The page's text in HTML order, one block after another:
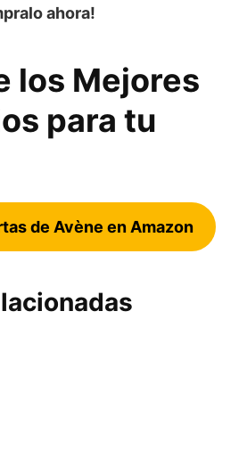
ahora!
los Mejores
para tu
de Avène en Amazon